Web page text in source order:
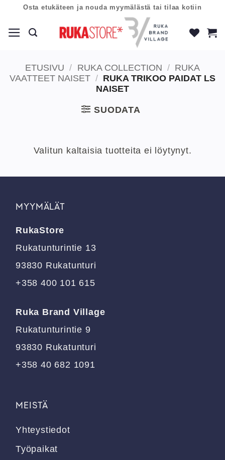
content
Osta etukäteen ja nouda myymälästä tai tilaa kotiin
ETUSIVU / RUKA COLLECTION / RUKA
VAATTEET NAISET / RUKA TRIKOO PAIDAT LS
NAISET
SUODATA
Valitun kaltaisia tuotteita ei löytynyt.
MYYMÄLÄT
RukaStore
Rukatunturintie 13
93830 Rukatunturi
+358 400 101 615
Ruka Brand Village
Rukatunturintie 9
93830 Rukatunturi
+358 40 682 1091
MEISTÄ
Yhteystiedot
Työpaikat